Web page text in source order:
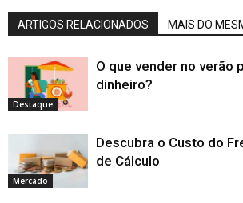
ARTIGOS RELACIONADOS MAIS DO
Destaque
O que vender no verão
dinheiro?
Mercado
Descubra o Custo do
de Cálculo